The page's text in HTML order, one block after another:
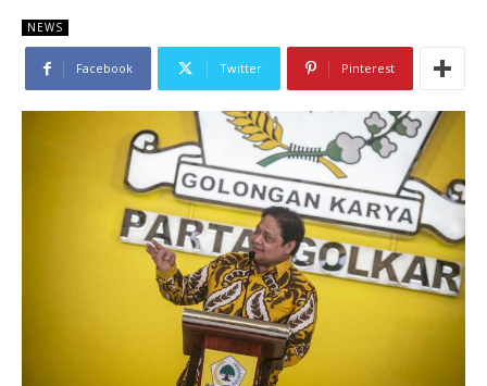
NEWS
Facebook Twitter Pinterest